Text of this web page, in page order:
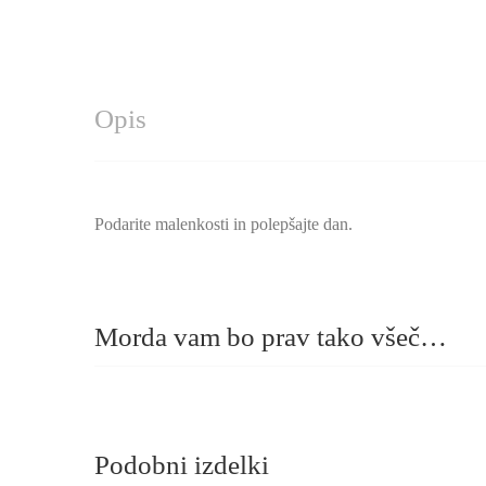
Opis
Podarite malenkosti in polepšajte dan.
Morda vam bo prav tako všeč…
Podobni izdelki